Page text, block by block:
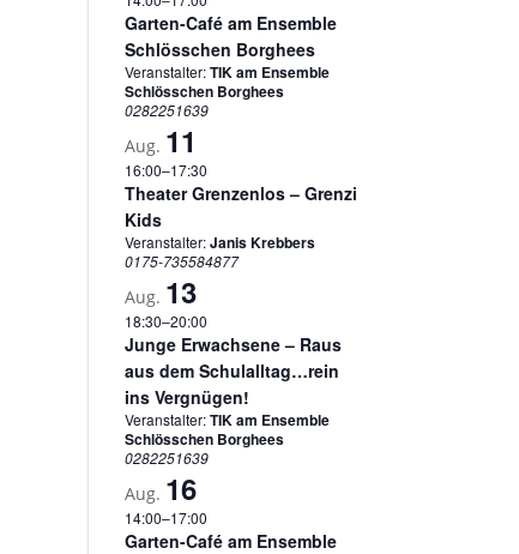
Garten-Café am Ensemble
Schlösschen Borghees
Veranstalter:TIK am Ensemble
Schlösschen Borghees
0282251639
Aug. 11
16:00–17:30
Theater Grenzenlos – Grenzi
Kids
Veranstalter:Janis Krebbers
0175-735584877
Aug. 13
18:30–20:00
Junge Erwachsene – Raus
aus dem Schulalltag…rein
ins Vergnügen!
Veranstalter:TIK am Ensemble
Schlösschen Borghees
0282251639
Aug. 16
14:00–17:00
Garten-Café am Ensemble